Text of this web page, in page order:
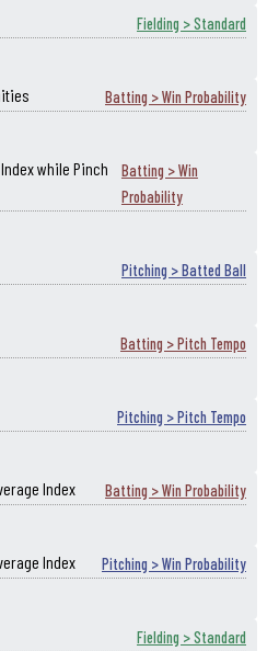
Fielding > Standard
Batting > Win Probability
while Pinch
Batting > Win
Probability
Pitching > Batted Ball
Batting > Pitch Tempo
Pitching > Pitch Tempo
Index Batting > Win Probability
Index Pitching > Win Probability
Fielding > Standard